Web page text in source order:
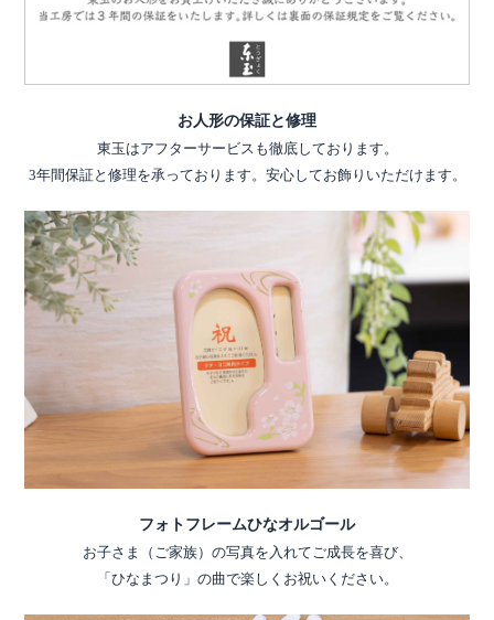
お人形の保証と修理
東玉はアフターサービスも徹底しております。
3年間保証と修理を承っております。安心してお飾りいただけます。
フォトフレームひなオルゴール
お子さま（ご家族）の写真を入れてご成長を喜び、
「ひなまつり」の曲で楽しくお祝いください。